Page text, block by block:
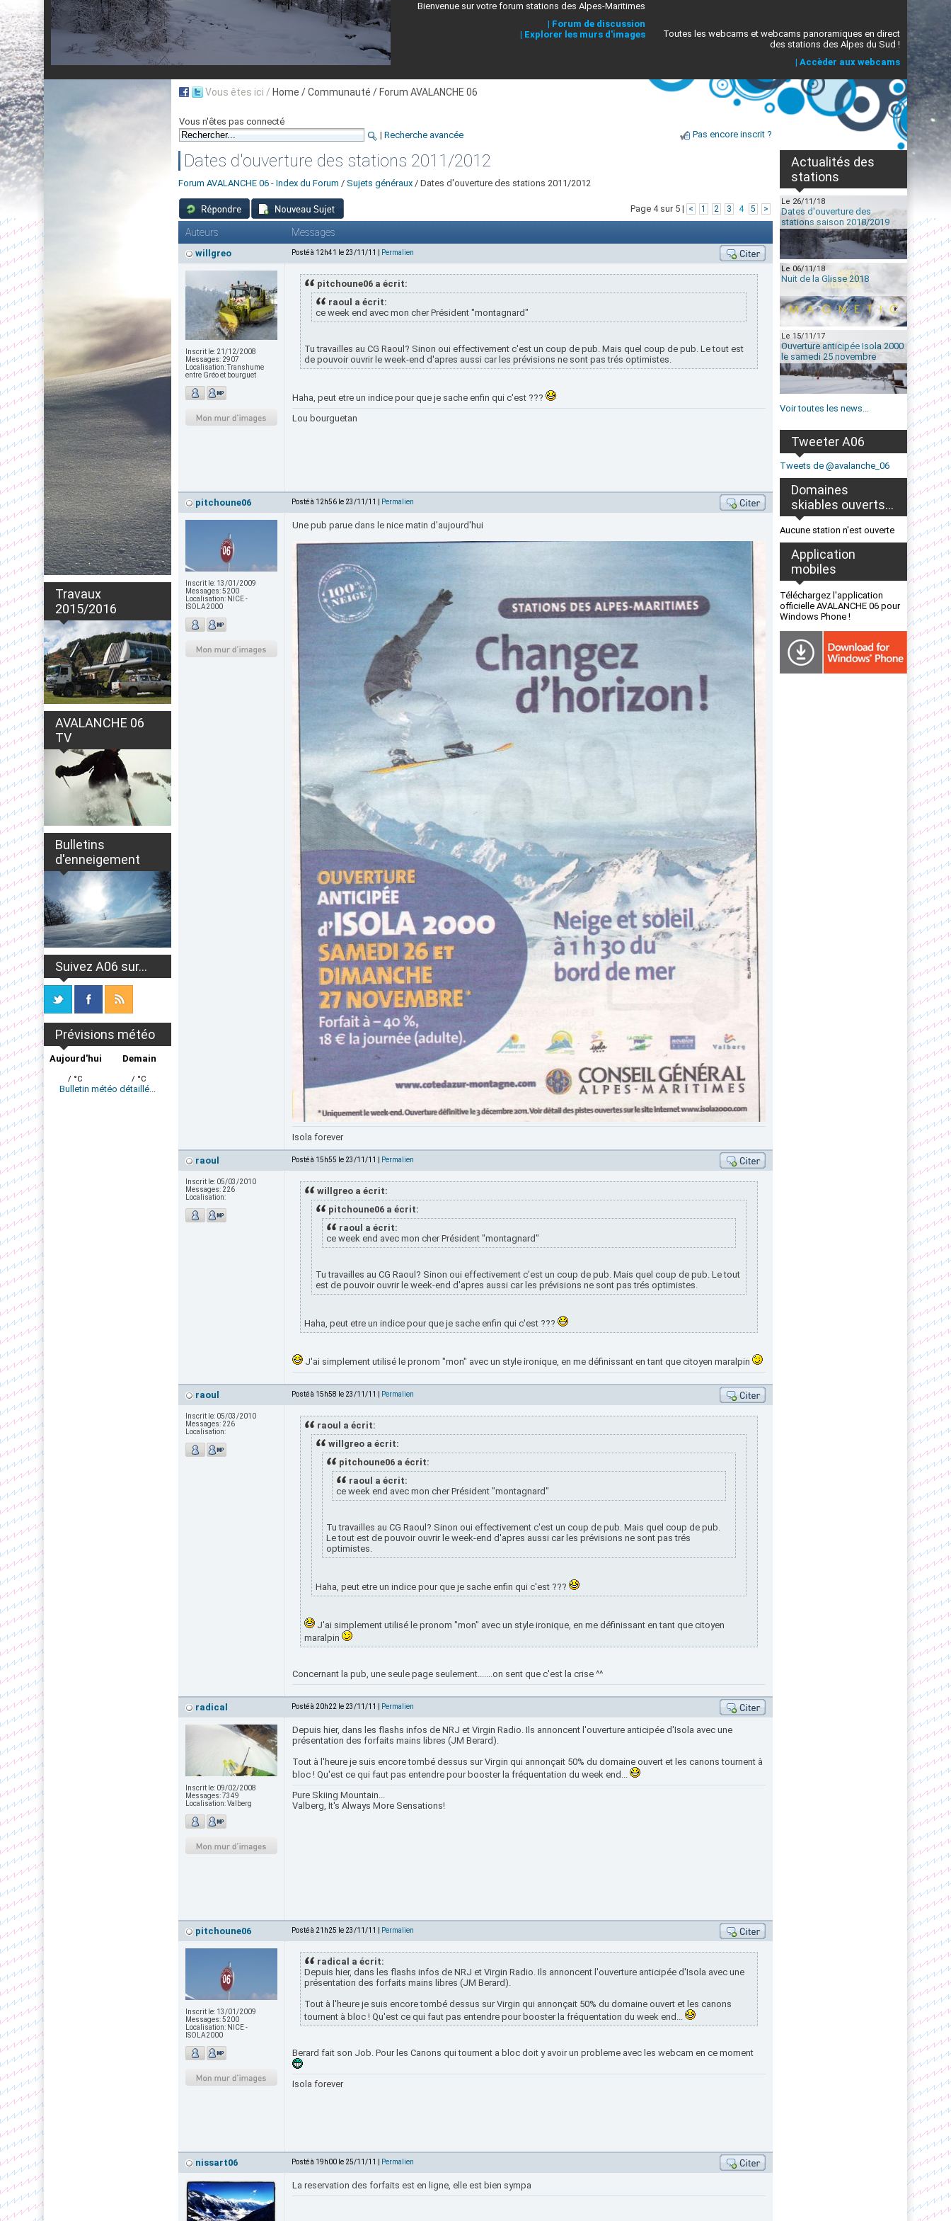
Bienvenue sur votre forum stations des Alpes-Maritimes
| Forum de discussion
| Explorer les murs d'images
Toutes les webcams et webcams panoramiques en direct
des stations des Alpes du Sud !
| Accèder aux webcams
Travaux
2015/2016
AVALANCHE 06
TV
Bulletins
d'enneigement
Suivez A06 sur...
Prévisions météo
Aujourd'hui
/ °C
Demain
/ °C
Bulletin météo détaillé...
Vous êtes ici / Home / Communauté / Forum AVALANCHE 06
Vous n'êtes pas connecté
| Recherche avancée Pas encore inscrit ?
Dates d'ouverture des stations 2011/2012
Forum AVALANCHE 06 - Index du Forum / Sujets généraux / Dates d'ouverture des stations 2011/2012
Page 4 sur 5 | < 1 2 3 4 5 >
Auteurs Messages
willgreo Posté à 12h41 le 23/11/11 | Permalien
Inscrit le: 21/12/2008
Messages: 2907
Localisation:Transhume
entre Gréo et bourguet
pitchoune06 a écrit:
raoul a écrit:
ce week end avec mon cher Président "montagnard"
Tu travailles au CG Raoul? Sinon oui effectivement c'est un coup de pub. Mais quel coup de pub. Le tout est
de pouvoir ouvrir le week-end d'apres aussi car les prévisions ne sont pas trés optimistes.
Haha, peut etre un indice pour que je sache enfin qui c'est ???
Lou bourguetan
pitchoune06 Posté à 12h56 le 23/11/11 | Permalien
Inscrit le: 13/01/2009
Messages:5200
Localisation: NICE -
ISOLA2000
Une pub parue dans le nice matin d'aujourd'hui
Isola forever
raoul Posté à 15h55 le 23/11/11 | Permalien
Inscrit le: 05/03/2010
Messages: 226
Localisation:
willgreo a écrit:
pitchoune06 a écrit:
raoul a écrit:
ce week end avec mon cher Président "montagnard"
Tu travailles au CG Raoul? Sinon oui effectivement c'est un coup de pub. Mais quel coup de pub. Le tout
est de pouvoir ouvrir le week-end d'apres aussi car les prévisions ne sont pas trés optimistes.
Haha, peut etre un indice pour que je sache enfin qui c'est ???
J'ai simplement utilisé le pronom "mon" avec un style ironique, en me définissant en tant que citoyen maralpin
raoul Posté à 15h58 le 23/11/11 | Permalien
Inscrit le: 05/03/2010
Messages: 226
Localisation:
raoul a écrit:
willgreo a écrit:
pitchoune06 a écrit:
raoul a écrit:
ce week end avec mon cher Président "montagnard"
Tu travailles au CG Raoul? Sinon oui effectivement c'est un coup de pub. Mais quel coup de pub.
Le tout est de pouvoir ouvrir le week-end d'apres aussi car les prévisions ne sont pas trés
optimistes.
Haha, peut etre un indice pour que je sache enfin qui c'est ???
J'ai simplement utilisé le pronom "mon" avec un style ironique, en me définissant en tant que citoyen
maralpin
Concernant la pub, une seule page seulement.......on sent que c'est la crise ^^
radical Posté à 20h22 le 23/11/11 | Permalien
Inscrit le: 09/02/2008
Messages:7349
Localisation:Valberg
Depuis hier, dans les flashs infos de NRJ et Virgin Radio. Ils annoncent l'ouverture anticipée d'Isola avec une
présentation des forfaits mains libres (JM Berard).
Tout à l'heure je suis encore tombé dessus sur Virgin qui annonçait 50% du domaine ouvert et les canons tournent à
bloc ! Qu'est ce qui faut pas entendre pour booster la fréquentation du week end...
Pure Skiing Mountain...
Valberg, It's Always More Sensations!
pitchoune06 Posté à 21h25 le 23/11/11 | Permalien
Inscrit le: 13/01/2009
Messages:5200
Localisation: NICE -
ISOLA2000
radical a écrit:
Depuis hier, dans les flashs infos de NRJ et Virgin Radio. Ils annoncent l'ouverture anticipée d'Isola avec une
présentation des forfaits mains libres (JM Berard).
Tout à l'heure je suis encore tombé dessus sur Virgin qui annonçait 50% du domaine ouvert et les canons
tournent à bloc ! Qu'est ce qui faut pas entendre pour booster la fréquentation du week end...
Berard fait son Job. Pour les Canons qui tournent a bloc doit y avoir un probleme avec les webcam en ce moment
Isola forever
nissart06 Posté à 19h00 le 25/11/11 | Permalien
La reservation des forfaits est en ligne, elle est bien sympa
Actualités des
stations
Le 26/11/18
Dates d'ouverture des
stations saison 2018/2019
Le 06/11/18
Nuit de la Glisse 2018
Le 15/11/17
Ouverture anticipée Isola 2000
le samedi 25 novembre
Voir toutes les news...
Tweeter A06
Tweets de @avalanche_06
Domaines
skiables ouverts...
Aucune station n'est ouverte
Application
mobiles
Téléchargez l'application
officielle AVALANCHE 06 pour
Windows Phone !